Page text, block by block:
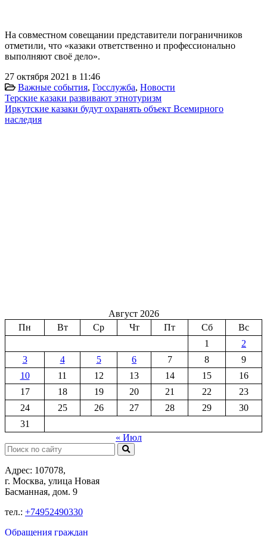
На совместном совещании представители пограничников
отметили, что «казаки ответственно и профессионально
выполняют своё дело».
27 октября 2021 в 11:46
Важные события, Госслужба, Новости
Терские казаки развивают этнотуризм
Иркутские казаки будут охранять объект Всемирного
наследия
Август 2026
Пн
Вт Ср Чт Пт Сб
Вс
1
2
3
4 5 6 7 8
9
10
11 12 13 14 15
16
17
18 19 20 21 22
23
24
25 26 27 28 29
30
31
« Июл
Поиск:
Адрес: 107078,
г. Москва, улица Новая
Басманная, дом. 9
тел.: +74952490330
Обращения граждан